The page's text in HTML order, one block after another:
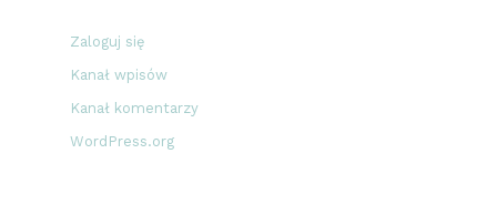
Zaloguj się
Kanał wpisów
Kanał komentarzy
WordPress.org